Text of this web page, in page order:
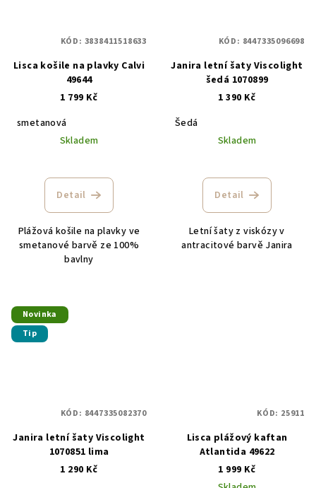
Lisca košile na plavky Calvi
49644
1 799 Kč
smetanová
Skladem
Detail
Plážová košile na plavky ve
smetanové barvě ze 100%
bavlny
KÓD: 3838411518633
Janira letní šaty Viscolight
šedá 1070899
1 390 Kč
Šedá
Skladem
Detail
Letní šaty z viskózy v
antracitové barvě Janira
KÓD: 8447335096698
Novinka
Tip
Janira letní šaty Viscolight
1070851 lima
1 290 Kč
KÓD: 8447335082370
Lisca plážový kaftan
Atlantida 49622
1 999 Kč
KÓD: 25911